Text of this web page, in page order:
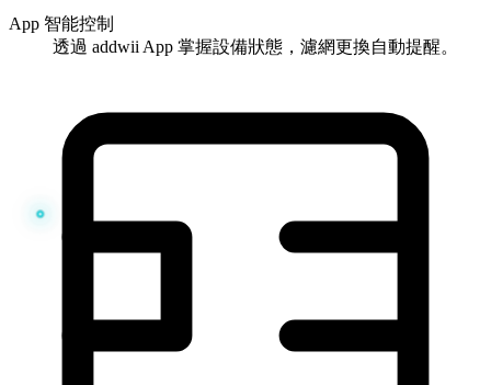
App 智能控制
透過 addwii App 掌握設備狀態，濾網更換自動提醒。